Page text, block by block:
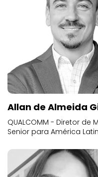
Allan de Almeida
QUALCOMM - Diretor de
Senior para América